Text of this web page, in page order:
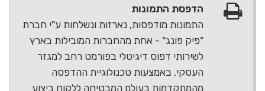
הדפסת התמונות
התמונות מודפסות, נארזות ונשלחות ע"י חברת
"פיק פונג" - אחת מהחברות המובילות בארץ
לשירותי דפוס דיגיטלי בפורמט רחב למגזר
העסקי, באמצעות טכנולוגיית ההדפסה
מהמתקדמות בעולם המבטיחה ללקוח ביצוע